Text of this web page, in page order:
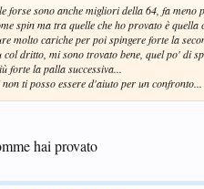
forse sono anche migliori della 64, fa
spin ma tra quelle che ho provato è
molto cariche per poi spingere forte la
dritto, mi sono trovato bene, quel po' di
forte la palla successiva...
ti posso essere d'aiuto per un confronto...
hai provato